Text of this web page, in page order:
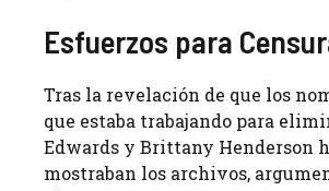
Esfuerzos para
Tras la revelación de que los
que estaba trabajando para
Edwards y Brittany Henderson
mostraban los archivos,